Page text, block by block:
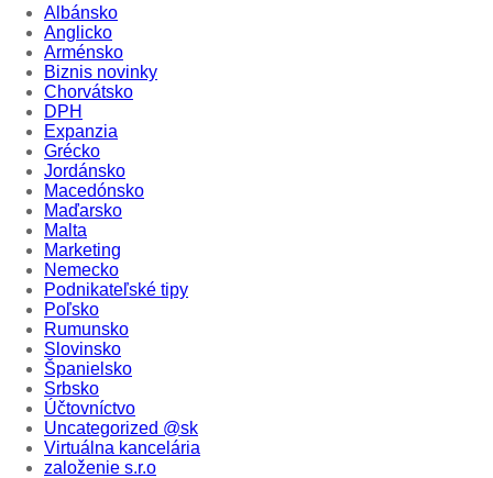
Albánsko
Anglicko
Arménsko
Biznis novinky
Chorvátsko
DPH
Expanzia
Grécko
Jordánsko
Macedónsko
Maďarsko
Malta
Marketing
Nemecko
Podnikateľské tipy
Poľsko
Rumunsko
Slovinsko
Španielsko
Srbsko
Účtovníctvo
Uncategorized @sk
Virtuálna kancelária
založenie s.r.o